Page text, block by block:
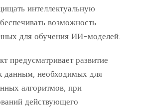
интеллектуальную
возможность
для обучения ИИ-моделей.
предусматривает развитие
данным, необходимых для
алгоритмов, при
действующего